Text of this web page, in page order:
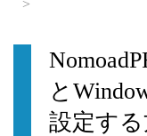
と
設定す